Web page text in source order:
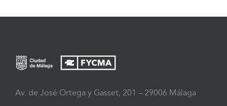
Av. de José Ortega y Gasset, 201 – 29006 Málaga